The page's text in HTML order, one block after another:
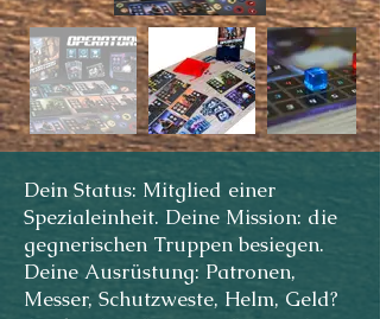
Dein Status: Mitglied einer
Spezialeinheit. Deine Mission: die
gegnerischen Truppen besiegen.
Deine Ausrüstung: Patronen,
Messer, Schutzweste, Helm, Geld?